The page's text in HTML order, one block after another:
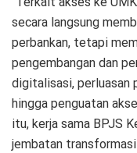
secara langsung
perbankan, tetapi
pengembangan dan
digitalisasi, perluasan
hingga penguatan
itu, kerja sama BPJS
jembatan